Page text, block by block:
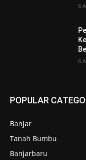
6
6
POPULAR
Banjar
Tanah Bumbu
Banjarbaru